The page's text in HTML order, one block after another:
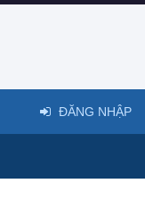
ĐĂNG NHẬP